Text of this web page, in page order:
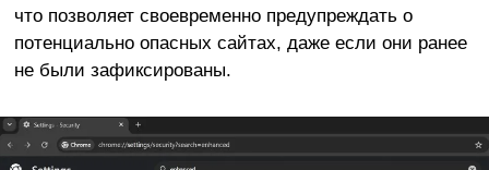
что позволяет своевременно предупреждать о
потенциально опасных сайтах, даже если они ранее
не были зафиксированы.